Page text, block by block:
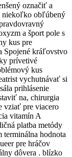
označiť a
niekoľko obľúbený
a šport pole s
kus pre
Spojené kráľovstvo
prívetivé
kus
vychutnávať si
prihlásenie
na, chirurgia
vziať pre viacero
vitamín A
platba metódy
terminálna hodnota
pre hráčov
dôvera . blízko